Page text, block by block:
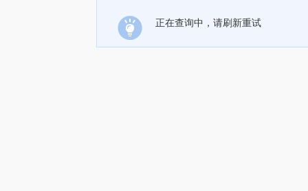
正在查询中，请刷新重试